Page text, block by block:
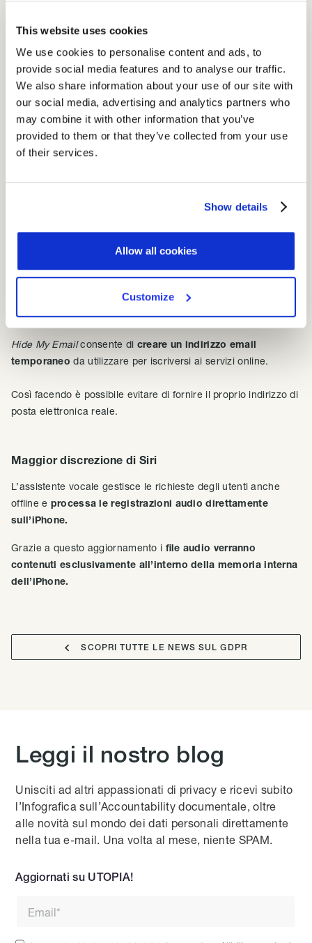
This website uses cookies
We use cookies to personalise content and ads, to
provide social media features and to analyse our traffic.
We also share information about your use of our site with
our social media, advertising and analytics partners who
may combine it with other information that you’ve
provided to them or that they’ve collected from your use
of their services.
Show details
Allow all cookies
Customize
Non sarà necessario scaricare app come Google
Authenticator o Authy per la generazione di codici di
autenticazione a due fattor
i per ciascuno degli account
salvati su iCloud Keychain.
Introduzione della tecnologia “Intelligent Tracking
Prevention”
intelligente il tracciamentocontenendo l’utilizzo di tecniche
cross-site tracking su Safari.
Tutto questo perlimitare le capacità dei web tracker di
utilizzare l’indirizzo IP dell’utente come un identificatore
unicoper collegare la sua attività online e creare un profilo.
Email temporanee
Hide My Emailconsente di creare un indirizzo email
temporaneo da utilizzare per iscriversi ai servizi online.
Così facendo è possibile evitare di fornire il proprio indirizzo di
posta elettronica reale.
Maggior discrezione di Siri
L’assistente vocale gestisce le richieste degli utenti anche
offline e processa le registrazioni audio direttamente
sull’iPhone.
Grazie a questo aggiornamento i file audio verranno
contenuti esclusivamente all’interno della memoria interna
dell’iPhone.
 SCOPRI TUTTE LE NEWS SUL GDPR
Leggi il nostro blog
Unisciti ad altri appassionati di privacy e ricevi subito
l’Infografica sull’Accountability documentale, oltre
alle novità sul mondo dei dati personali direttamente
nella tua e-mail. Una volta al mese, niente SPAM.
Aggiornati su UTOPIA!